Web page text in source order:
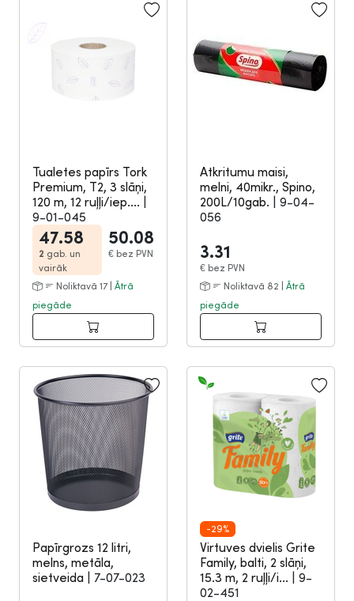
Tualetes papīrs Tork
Premium, T2, 3 slāņi,
120 m, 12 ruļļi/iep....
9-01-045
47.58
2 gab. un
vairāk
50.08
€ bez PVN
Noliktavā 17 | Ātrā
piegāde
Atkritumu maisi,
melni, 40mikr., Spino,
200L/10gab.
9-04-
056
3.31
€ bez PVN
Noliktavā 82 | Ātrā
piegāde
Papīrgrozs 12 litri,
melns, metāla,
sietveida
7-07-023
-29%
Virtuves dvielis Grite
Family, balti, 2 slāņi,
15.3 m, 2 ruļļi/i...
9-
02-451